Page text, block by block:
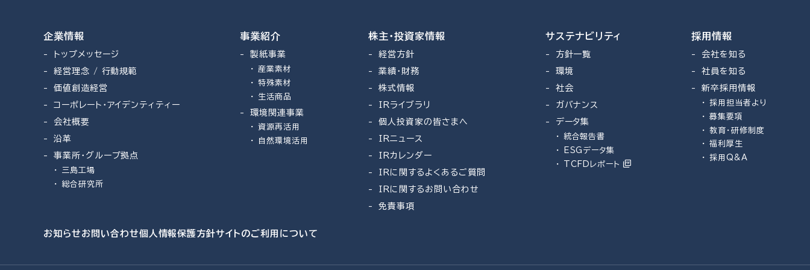
企業情報
トップメッセージ
経営理念 / 行動規範
価値創造経営
コーポレート・アイデンティティー
会社概要
沿革
事業所・グループ拠点
三島工場
総合研究所
事業紹介
製紙事業
産業素材
特殊素材
生活商品
環境関連事業
資源再活用
自然環境活用
株主・投資家情報
経営方針
業績・財務
株式情報
IRライブラリ
個人投資家の皆さまへ
IRニュース
IRカレンダー
IRに関するよくあるご質問
IRに関するお問い合わせ
免責事項
サステナビリティ
方針一覧
環境
社会
ガバナンス
データ集
統合報告書
ESGデータ集
TCFDレポート
採用情報
会社を知る
社員を知る
新卒採用情報
採用担当者より
募集要項
教育・研修制度
福利厚生
採用Q&A
お知らせ お問い合わせ個人情報保護方針サイトのご利用について